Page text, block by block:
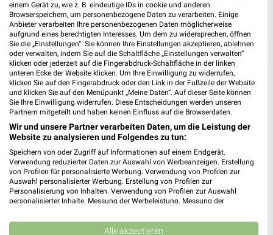
❯
Rossmann Prospekt für Wirges ab Mo.
den 10.08.
Gültig von 10. Aug. bis 14. Aug.
einem Gerät zu, wie z. B. eindeutige IDs in cookie und anderen
Browserspeichern, um personenbezogene Daten zu verarbeiten. Einige
Anbieter verarbeiten Ihre personenbezogenen Daten möglicherweise
aufgrund eines berechtigten Interesses. Um dem zu widersprechen, öffnen
Sie die „Einstellungen“. Sie können Ihre Einstellungen akzeptieren, ablehnen
oder verwalten, indem Sie auf die Schaltfläche „Einstellungen verwalten“
klicken oder jederzeit auf die Fingerabdruck-Schaltfläche in der linken
unteren Ecke der Website klicken. Um Ihre Einwilligung zu widerrufen,
klicken Sie auf den Fingerabdruck oder den Link in der Fußzeile der Website
und klicken Sie auf den Menüpunkt „Meine Daten“. Auf dieser Seite können
Sie Ihre Einwilligung widerrufen. Diese Entscheidungen werden unseren
Partnern mitgeteilt und haben keinen Einfluss auf die Browserdaten.
Wir und unsere Partner verarbeiten Daten, um die Leistung der
Website zu analysieren und Folgendes zu tun:
Speichern von oder Zugriff auf Informationen auf einem Endgerät.
Verwendung reduzierter Daten zur Auswahl von Werbeanzeigen. Erstellung
von Profilen für personalisierte Werbung. Verwendung von Profilen zur
Auswahl personalisierter Werbung. Erstellung von Profilen zur
Personalisierung von Inhalten. Verwendung von Profilen zur Auswahl
personalisierter Inhalte. Messung der Werbeleistung. Messung der
Kombinationen von Daten aus verschiedenen Quellen. Entwicklung und
Verbesserung der Angebote. Verwendung reduzierter Daten zur Auswahl
Alle akzeptieren